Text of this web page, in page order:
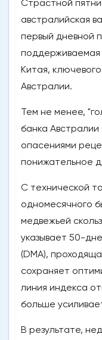
Страстной
австралийская
первый дневной
поддерживаемая
Китая,
Австралии.
Тем не менее,
банка
опасениями
понижательное
С технической
одномесячного
медвежьей
указывает 50-
(DMA),
сохраняет
линия индекса
больше
В результате,